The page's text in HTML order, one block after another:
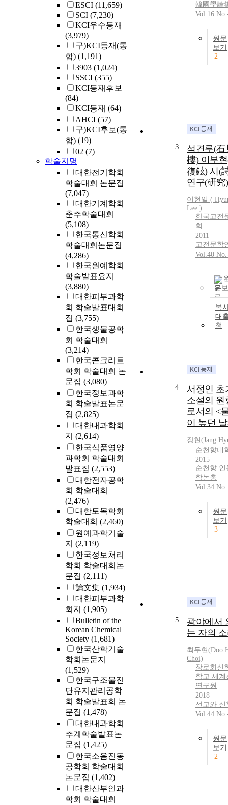
ESCI (11,659)
SCI (7,230)
KCI우수등재
(3,979)
구)KCI등재(통
합) (1,191)
3903 (1,024)
SSCI (355)
KCI등재후보
(84)
KCI등재 (64)
AHCI (57)
구)KCI후보(통
합) (19)
02 (7)
학술지명
대한전기학회
학술대회 논문집
(7,047)
대한기계학회
춘추학술대회
(5,108)
한국통신학회
학술대회논문집
(4,286)
한국원예학회
학술발표요지
(3,880)
대한피부과학
회 학술발표대회
집 (3,755)
한국생물공학
회 학술대회
(3,214)
한국콘크리트
학회 학술대회 논
문집 (3,080)
한국정보과학
회 학술발표논문
집 (2,825)
대한내과학회
지 (2,614)
한국식품영양
과학회 학술대회
발표집 (2,553)
대한전자공학
회 학술대회
(2,476)
대한토목학회
학술대회 (2,460)
원예과학기술
지 (2,119)
한국정보처리
학회 학술대회논
문집 (2,111)
論文集 (1,934)
대한피부과학
회지 (1,905)
Bulletin of the
Korean Chemical
Society (1,681)
한국산학기술
학회논문지
(1,529)
한국구조물진
단유지관리공학
회 학술발표회 논
문집 (1,478)
대한내과학회
추계학술발표논
문집 (1,425)
한국소음진동
공학회 학술대회
논문집 (1,402)
대한산부인과
학회 학술대회
韓國學論
Vol.16
원문
보기
2
3
석견루(石
樓) 이부
復鉉) 시(
연구(硏究)
이현일 (
Lee )
한국고전
회
2011
고전문학
Vol.40
문
복
대
청
4
서정인 초
소설의 원
로서의 <
이 높던
장현(Jang
순천향대
2015
순천향 인
학논총
Vol.34
원문
보기
3
5
광야에서
는 자의
최두현(Doo
Choi)
장로회신
학교 세계
연구원
2018
선교와 신
Vol.44
원문
보기
2